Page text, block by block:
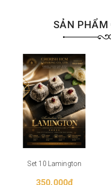
SẢN PHẨM
Set 10 Lamington
350.000₫